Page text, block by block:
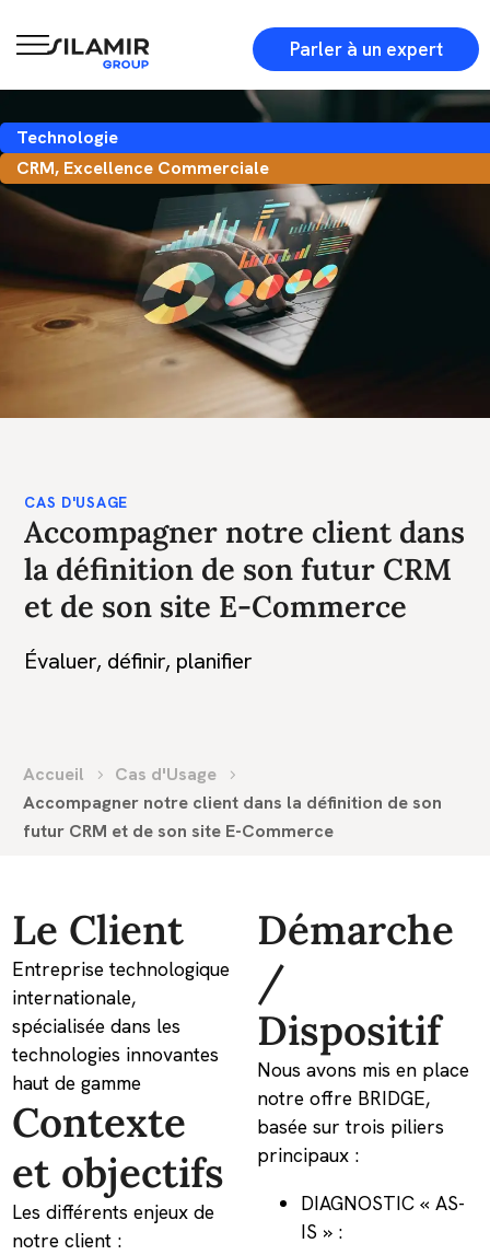
Parler à un expert
Technologie
CRM, Excellence Commerciale
CAS D'USAGE
Accompagner notre client dans
la définition de son futur CRM
et de son site E-Commerce
Évaluer, définir, planifier
Accueil
Cas d'Usage
Accompagner notre client dans la définition de son
futur CRM et de son site E-Commerce
Le Client
Entreprise technologique
internationale,
spécialisée dans les
technologies innovantes
haut de gamme
Contexte
et objectifs
Les différents enjeux de
notre client :
Démarche
/
Dispositif
Nous avons mis en place
notre offre BRIDGE,
basée sur trois piliers
principaux :
DIAGNOSTIC « AS-
IS » :